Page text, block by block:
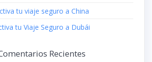
tu viaje seguro a China
tu Viaje Seguro a Dubái
Recientes